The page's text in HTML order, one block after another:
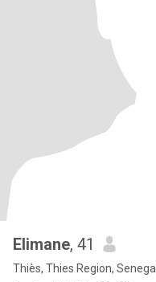
Elimane, 41
Thiès, Thies Region, Senegal